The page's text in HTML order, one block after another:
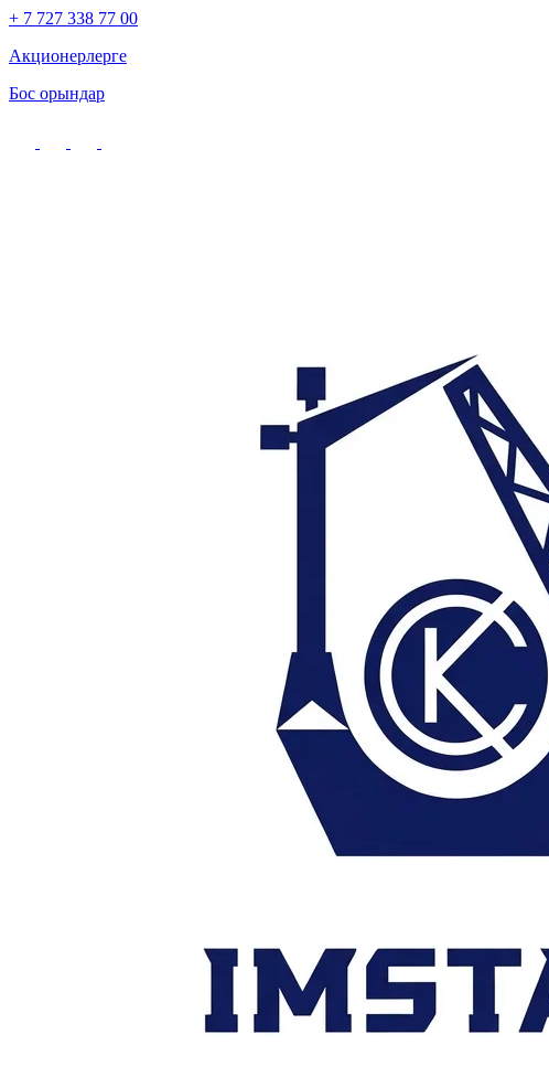
+ 7 727 338 77 00
Акционерлерге
Бос орындар